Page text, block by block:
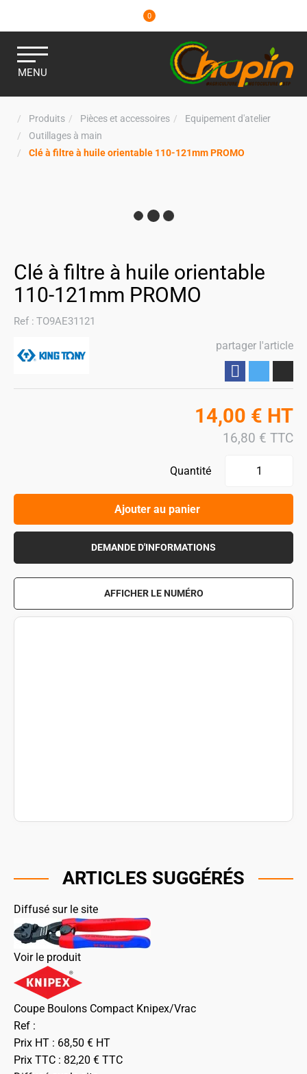
0
MENU
Produits Pièces et accessoires
Equipement d'atelier
Outillages à main
Clé à filtre à huile orientable 110-121mm PROMO
Clé à filtre à huile orientable
110-121mm PROMO
Ref : TO9AE31121
partager l'article
14,00 € HT
16,80 € TTC
Quantité
Ajouter au panier
DEMANDE D'INFORMATIONS
AFFICHER LE NUMÉRO
ARTICLES SUGGÉRÉS
Diffusé sur le site
Voir le produit
Coupe Boulons Compact Knipex/Vrac
Ref :
Prix HT : 68,50 € HT
Prix TTC : 82,20 € TTC